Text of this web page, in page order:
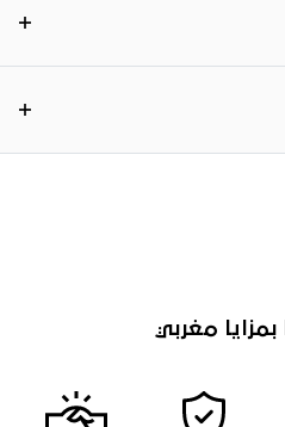
مغربي